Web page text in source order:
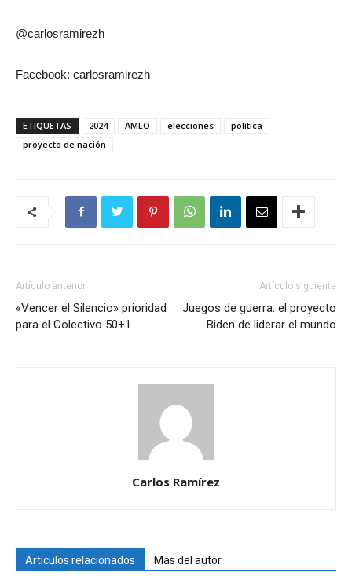
@carlosramirezh
Facebook: carlosramirezh
ETIQUETAS 2024 AMLO elecciones
política
proyecto de nación
Artículo anterior
«Vencer el Silencio» prioridad
para el Colectivo 50+1
Artículo siguiente
Juegos de guerra: el proyecto
Biden de liderar el mundo
Carlos Ramírez
Artículos relacionados Más del autor